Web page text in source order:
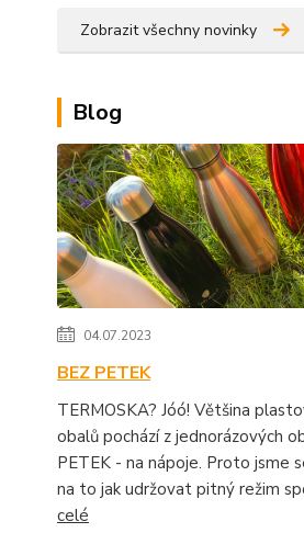
Zobrazit všechny novinky
Blog
04.07.2023
BEZ PETEK
TERMOSKA? Jóó! Většina
obalů pochází z jednorázových
PETEK - na nápoje. Proto jsme
na to jak udržovat pitný režim
celé